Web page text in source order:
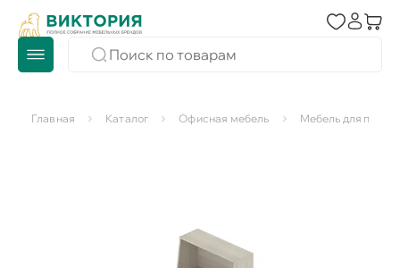
Главная Каталог Офисная мебель Мебель для